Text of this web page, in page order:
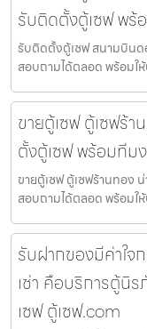
รับติดตั้งตู้เซฟ พร้
รับติดตั้งตู้เซฟ สนามบินด
สอบถามได้ตลอด พร้อมใ
ขายตู้เซฟ ตู้เซฟร้
ตั้งตู้เซฟ พร้อมทีม
ขายตู้เซฟ ตู้เซฟร้านทอง
สอบถามได้ตลอด พร้อมใ
รับฝากของมีค่าใจ
เช่า คือบริการตู้นิร
เซฟ ตู้เซฟ.com